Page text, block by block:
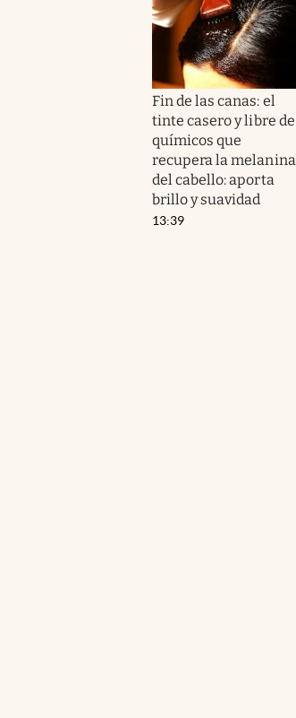
Fin de las canas: el
tinte casero y libre de
químicos que
recupera la melanina
del cabello: aporta
brillo y suavidad
13:39